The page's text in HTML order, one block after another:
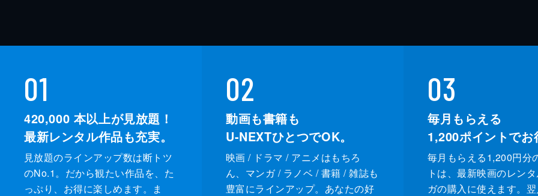
01
420,000 本以上が見放題！
最新レンタル作品も充実。
見放題のラインアップ数は断トツ
のNo.1。だから観たい作品を、た
っぷり、お得に楽しめます。ま
02
動画も書籍も
U-NEXTひとつでOK。
映画 / ドラマ / アニメはもちろ
ん、マンガ / ラノベ / 書籍 / 雑誌も
豊富にラインアップ。あなたの好
03
毎月もらえる
1,200ポイントでお
毎月もらえる1,200円分
トは、最新映画のレン
ガの購入に使えます。